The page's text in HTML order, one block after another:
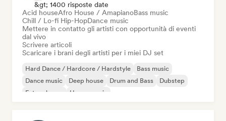
&gt; 1400 risposte date
Acid houseAfro House / AmapianoBass music
Chill / Lo-fi Hip-HopDance music
Mettere in contatto gli artisti con opportunità di eventi
dal vivo
Scrivere articoli
Scaricare i brani degli artisti per i miei DJ set
Hard Dance / Hardcore / Hardstyle
Bass music
Dance music
Deep house Drum and Bass
Dubstep
Future house
House music